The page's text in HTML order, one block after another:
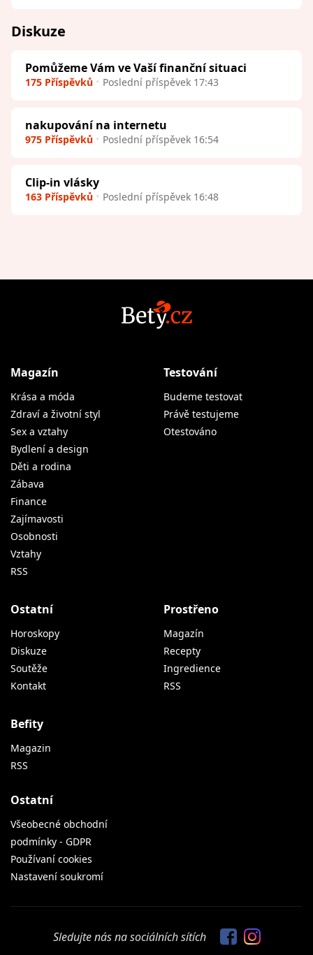
Diskuze
Pomůžeme Vám ve Vaší finanční situaci
175 Příspěvků Poslední příspěvek 17:43
nakupování na internetu
975 Příspěvků Poslední příspěvek 16:54
Clip-in vlásky
163 Příspěvků Poslední příspěvek 16:48
Magazín
Krása a móda
Zdraví a životní styl
Sex a vztahy
Bydlení a design
Děti a rodina
Zábava
Finance
Zajímavosti
Osobnosti
Vztahy
RSS
Testování
Budeme testovat
Právě testujeme
Otestováno
Ostatní
Horoskopy
Diskuze
Soutěže
Kontakt
Prostřeno
Magazín
Recepty
Ingredience
RSS
Befity
Magazin
RSS
Ostatní
Všeobecné obchodní
podmínky - GDPR
Používaní cookies
Nastavení soukromí
Sledujte nás na sociálních sítích